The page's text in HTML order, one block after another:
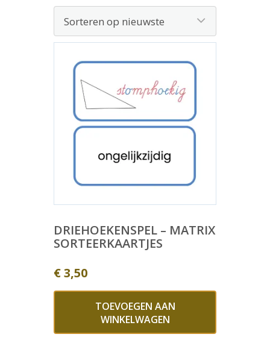
nieuwste
DRIEHOEKENSPEL – MATRIX
SORTEERKAARTJES
€3,50
TOEVOEGEN AAN
WINKELWAGEN